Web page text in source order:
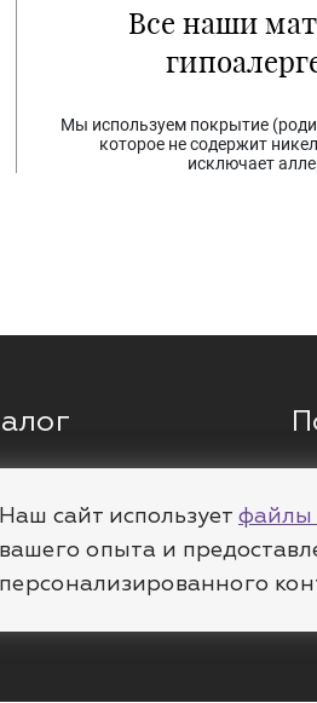
Все наши
Мы используем покрытие
которое не содержит
исключает
Кольца
Цепи
Пирсинг
Шармы
О
Наш сайт использует файлы
вашего опыта и
персонализированного